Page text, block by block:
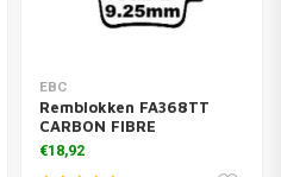
EBC
Remblokken FA368TT
CARBON FIBRE
€18,92